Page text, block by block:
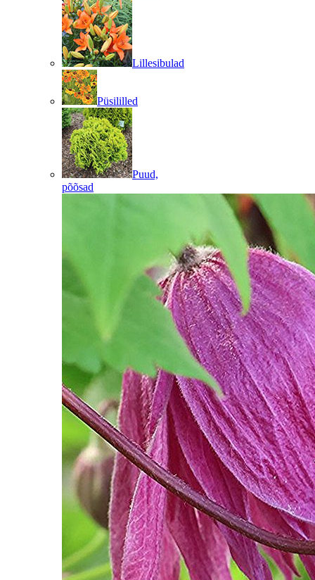
Lillesibulad
Püsililled
Puud,
põõsad